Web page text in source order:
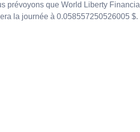
prévoyons que World Liberty Financial
la journée à 0.058557250526005 $.